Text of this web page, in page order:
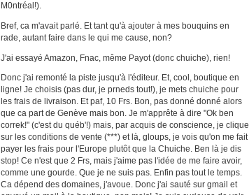
M0ntréal!).
Bref, ca m'avait parlé. Et tant qu'à ajouter à mes bouquins en
rade, autant faire dans le qui me cause, non?
J'ai essayé Amazon, Fnac, même Payot (donc chuiche), rien!
Donc j'ai remonté la piste jusqu'à l'éditeur. Et, cool, boutique en
ligne! Je choisis (pas dur, je prneds tout!), je mets chuiche pour
les frais de livraison. Et paf, 10 Frs. Bon, pas donné donné alors
que ca part de Genève mais bon. Je m'apprête à dire "Ok ben
correk!" (c'est du québ'!) mais, par acquis de conscience, je clique
sur les conditions de vente (***) et là, gloups, je vois qu'on me fait
payer les frais pour l'Europe plutôt que la Chuiche. Ben là je dis
stop! Ce n'est que 2 Frs, mais j'aime pas l'idée de me faire avoir,
comme une gourde. Que je ne suis pas. Enfin pas tout le temps.
Ca dépend des domaines, j'avoue. Donc j'ai sauté sur gmail et